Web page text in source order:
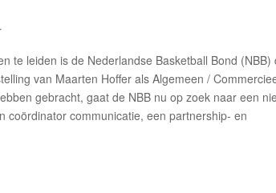
te leiden is de Nederlandse Basketball Bond (NBB)
van Maarten Hoffer als Algemeen /
gebracht, gaat de NBB nu op zoek naar een
coördinator communicatie, een partnership- en